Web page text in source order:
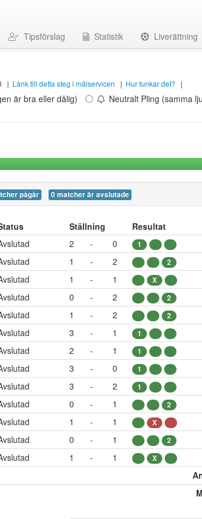
Tipsförslag Statistik Liverättning
| Länk till detta steg i målservicen | Hur funkar det? |
är bra eller dålig) Neutralt Pling (samma
pågår 0 matcher är avslutade
Ställning Resultat
2 - 0 1
1 - 2 2
1 - 1 X
0 - 2 2
1 - 2 2
3 - 1 1
2 - 1 1
3 - 0 1
3 - 2 1
0 - 1 2
1 - 1 X
0 - 1 2
1 - 1 X